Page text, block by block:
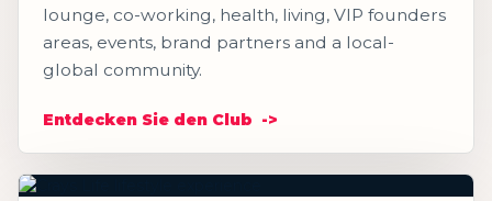
lounge, co-working, health, living, VIP founders
areas, events, brand partners and a local-
global community.
Entdecken Sie den Club